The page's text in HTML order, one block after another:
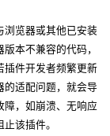
浏览器或其他已安装
本不兼容的代码，
插件开发者频繁更新
的适配问题，就会导
障，如崩溃、无响应
该插件。